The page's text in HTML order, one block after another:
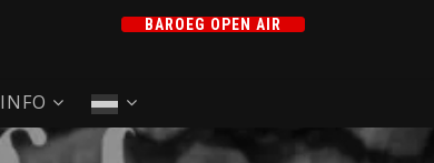
BAROEG OPEN AIR
INFO